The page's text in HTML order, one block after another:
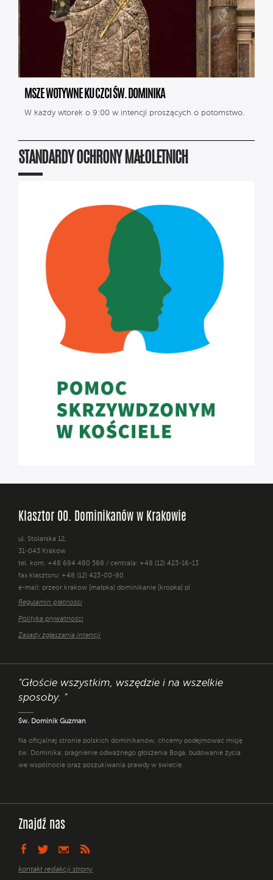
MSZE WOTYWNE KU CZCI ŚW. DOMINIKA
W każdy wtorek o 9:00 w intencji proszących o potomstwo.
STANDARDY OCHRONY MAŁOLETNICH
Klasztor OO. Dominikanów w Krakowie
ul. Stolarska 12,
31-043 Kraków
tel. kom. +48 694 480 588 / centrala: +48 (12) 423-16-13
fax klasztoru: +48 (12) 423-00-80
e-mail: przeor.krakow [małpka] dominikanie [kropka] pl
Regulamin płatności
Polityka prywatności
Zasady zgłaszania intencji
"Głoście wszystkim, wszędzie i na wszelkie
sposoby. "
Św. Dominik Guzman
Na oficjalnej stronie polskich dominikanów, chcemy podejmować misję
św. Dominika: pragnienie odważnego głoszenia Boga, budowanie życia
we wspólnocie oraz poszukiwania prawdy w świecie.
Znajdź nas
kontakt redakcji strony